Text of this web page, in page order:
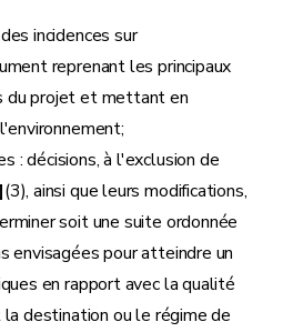
incidences sur
reprenant les principaux
du projet et mettant en
: décisions, à l'exclusion de
(3), ainsi que leurs modifications,
soit une suite ordonnée
envisagées pour atteindre un
en rapport avec la qualité
destination ou le régime de